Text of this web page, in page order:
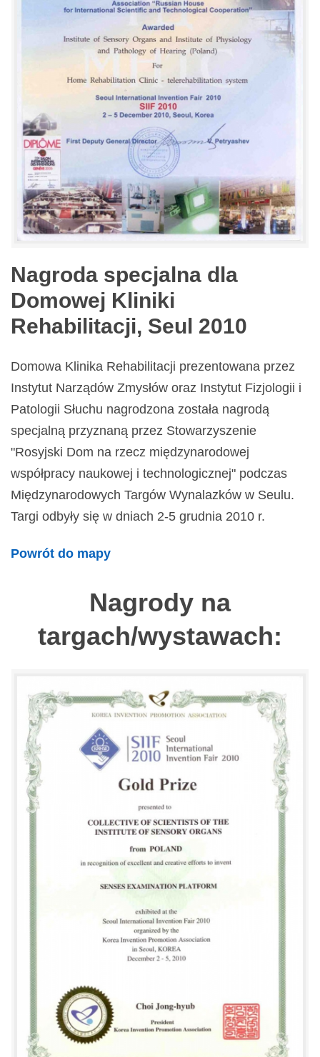
Nagroda specjalna dla
Domowej Kliniki
Rehabilitacji, Seul 2010
Domowa Klinika Rehabilitacji prezentowana przez
Instytut Narządów Zmysłów oraz Instytut Fizjologii i
Patologii Słuchu nagrodzona została nagrodą
specjalną przyznaną przez Stowarzyszenie
"Rosyjski Dom na rzecz międzynarodowej
współpracy naukowej i technologicznej" podczas
Międzynarodowych Targów Wynalazków w Seulu.
Targi odbyły się w dniach 2-5 grudnia 2010 r.
Powrót do mapy
Nagrody na
targach/wystawach: